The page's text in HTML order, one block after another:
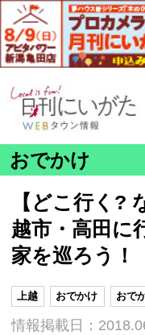
おでかけ
【どこ行く?
越市・高田に
家を巡ろう！
上越 おでかけ おで
情報掲載日：